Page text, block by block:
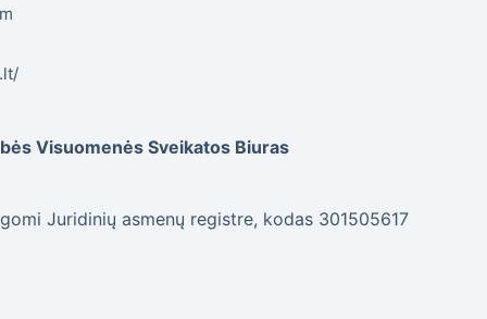
Visuomenės Sveikatos Biuras
Juridinių asmenų registre, kodas 301505617